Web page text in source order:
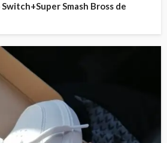
Smash Bross de